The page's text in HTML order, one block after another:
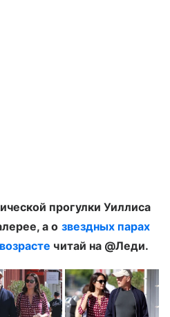
прогулки Уиллиса
а о звездных парах
читай на @Леди.